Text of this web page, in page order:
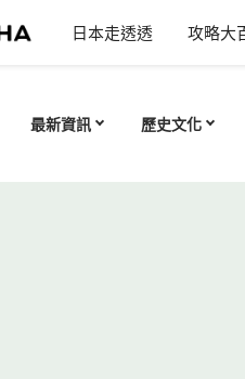
日本走透透 攻略大
最新資訊 歷史文化